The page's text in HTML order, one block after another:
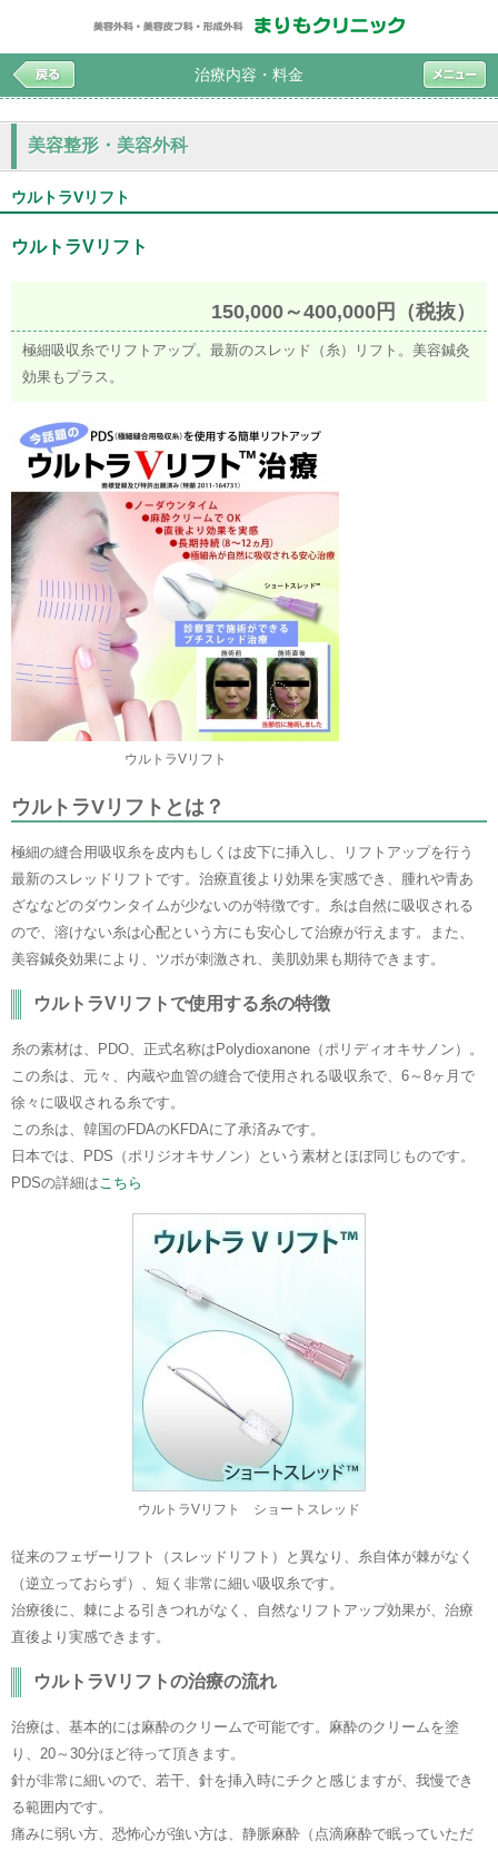
治療内容・料金
美容整形・美容外科
ウルトラVリフト
ウルトラVリフト
150,000～400,000円（税抜）
極細吸収糸でリフトアップ。最新のスレッド（糸）リフト。美容鍼灸
効果もプラス。
ウルトラVリフト
ウルトラVリフトとは？
極細の縫合用吸収糸を皮内もしくは皮下に挿入し、リフトアップを行う
最新のスレッドリフトです。治療直後より効果を実感でき、腫れや青あ
ざななどのダウンタイムが少ないのが特徴です。糸は自然に吸収される
ので、溶けない糸は心配という方にも安心して治療が行えます。また、
美容鍼灸効果により、ツボが刺激され、美肌効果も期待できます。
ウルトラVリフトで使用する糸の特徴
糸の素材は、PDO、正式名称はPolydioxanone（ポリディオキサノン）。
この糸は、元々、内蔵や血管の縫合で使用される吸収糸で、6～8ヶ月で
徐々に吸収される糸です。
この糸は、韓国のFDAのKFDAに了承済みです。
日本では、PDS（ポリジオキサノン）という素材とほぼ同じものです。
PDSの詳細はこちら
ウルトラVリフト ショートスレッド
従来のフェザーリフト（スレッドリフト）と異なり、糸自体が棘がなく
（逆立っておらず）、短く非常に細い吸収糸です。
治療後に、棘による引きつれがなく、自然なリフトアップ効果が、治療
直後より実感できます。
ウルトラVリフトの治療の流れ
治療は、基本的には麻酔のクリームで可能です。麻酔のクリームを塗
り、20～30分ほど待って頂きます。
針が非常に細いので、若干、針を挿入時にチクと感じますが、我慢でき
る範囲内です。
痛みに弱い方、恐怖心が強い方は、静脈麻酔（点滴麻酔で眠っていただ